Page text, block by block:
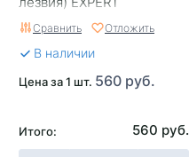
Сравнить Отложить
В наличии
Цена за 1 шт. 560 руб.
Итого: 560 руб.